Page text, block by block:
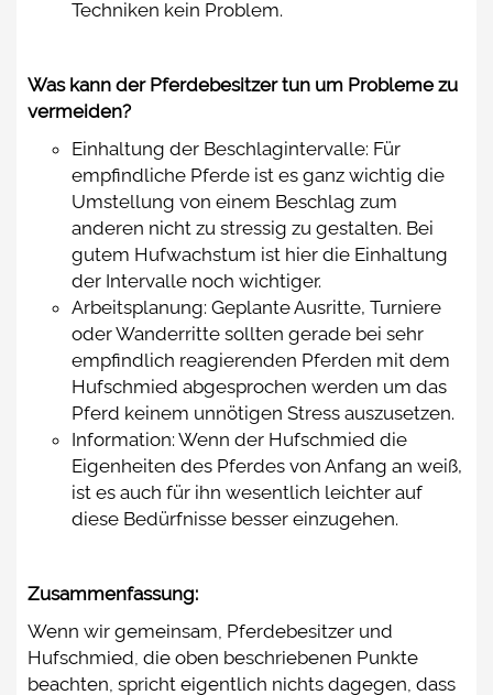
Techniken kein Problem.
Was kann der Pferdebesitzer tun um Probleme zu
vermeiden?
Einhaltung der Beschlagintervalle: Für
empfindliche Pferde ist es ganz wichtig die
Umstellung von einem Beschlag zum
anderen nicht zu stressig zu gestalten. Bei
gutem Hufwachstum ist hier die Einhaltung
der Intervalle noch wichtiger.
Arbeitsplanung: Geplante Ausritte, Turniere
oder Wanderritte sollten gerade bei sehr
empfindlich reagierenden Pferden mit dem
Hufschmied abgesprochen werden um das
Pferd keinem unnötigen Stress auszusetzen.
Information: Wenn der Hufschmied die
Eigenheiten des Pferdes von Anfang an weiß,
ist es auch für ihn wesentlich leichter auf
diese Bedürfnisse besser einzugehen.
Zusammenfassung:
Wenn wir gemeinsam, Pferdebesitzer und
Hufschmied, die oben beschriebenen Punkte
beachten, spricht eigentlich nichts dagegen, dass